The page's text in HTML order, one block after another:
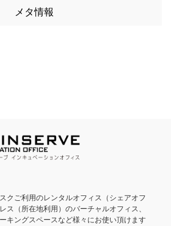
メタ情報
クご利用のレンタルオフィス（シェアオフ
ス（所在地利用）のバーチャルオフィス、
キングスペースなど様々にお使い頂けます